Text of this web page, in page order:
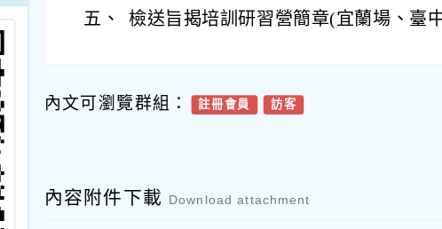
五、
檢送旨揭培訓研習營簡章(宜蘭場、臺
內文可瀏覽群組： 註冊會員 訪客
內容附件下載 Download attachment